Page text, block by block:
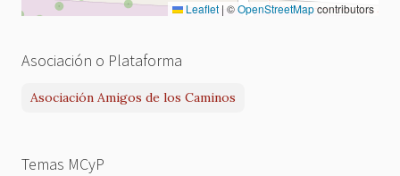
Leaflet | ©OpenStreetMapcontributors
Asociación o Plataforma
Asociación Amigos de los Caminos
Temas MCyP